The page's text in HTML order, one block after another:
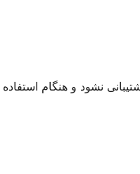
نشود و هنگام